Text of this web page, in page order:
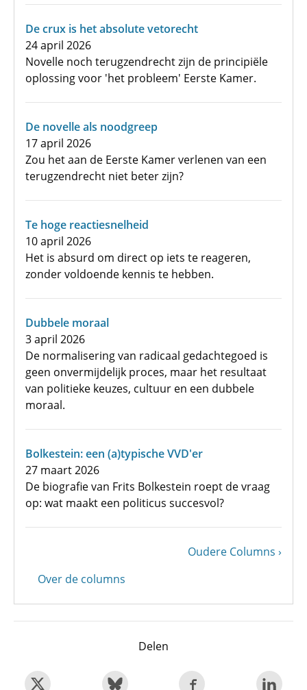
De crux is het absolute vetorecht
24 april 2026
Novelle noch terugzendrecht zijn de principiële
oplossing voor 'het probleem' Eerste Kamer.
De novelle als noodgreep
17 april 2026
Zou het aan de Eerste Kamer verlenen van een
terugzendrecht niet beter zijn?
Te hoge reactiesnelheid
10 april 2026
Het is absurd om direct op iets te reageren,
zonder voldoende kennis te hebben.
Dubbele moraal
3 april 2026
De normalisering van radicaal gedachtegoed is
geen onvermijdelijk proces, maar het resultaat
van politieke keuzes, cultuur en een dubbele
moraal.
Bolkestein: een (a)typische VVD'er
27 maart 2026
De biografie van Frits Bolkestein roept de vraag
op: wat maakt een politicus succesvol?
Volgende
Oudere Columns
Over de columns
Delen